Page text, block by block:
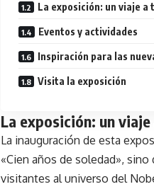
La exposición: un viaje a
Eventos y actividades
Inspiración para las
Visita la exposición
La exposición: un
La inauguración de esta
«Cien años de soledad»,
visitantes al universo del